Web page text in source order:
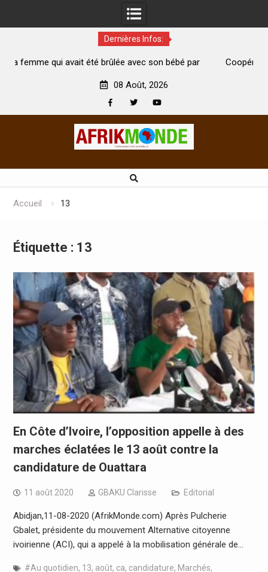
Dernières Infos:
brûlée avec son bébé par
Coopération: Le ministre Indien
08 Août, 2026
Accueil 13
Étiquette : 13
En Côte d’Ivoire, l’opposition appelle à des
marches éclatées le 13 août contre la
candidature de Ouattara
11 août 2020 GBAKU Clarisse Editorial
Abidjan,11-08-2020 (AfrikMonde.com) Après Pulcherie
Gbalet, présidente du mouvement Alternative citoyenne
ivoirienne (ACI), qui a appelé à la mobilisation générale de…
#Au quotidien, 13, août, ca, candidature, Marchés,